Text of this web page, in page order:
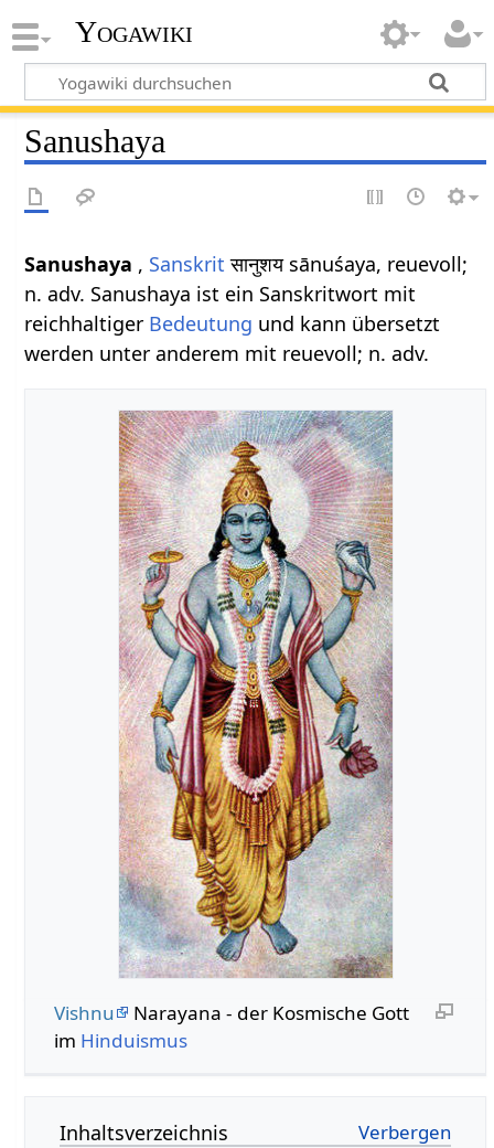
Yogawiki
Sanushaya
Sanushaya , Sanskrit सानुशय sānuśaya, reuevoll;
n. adv. Sanushaya ist ein Sanskritwort mit
reichhaltiger Bedeutung und kann übersetzt
werden unter anderem mit reuevoll; n. adv.
Vishnu
Narayana - der Kosmische Gott
im Hinduismus
Inhaltsverzeichnis